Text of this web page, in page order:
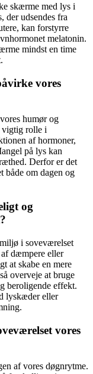
skærme med lys i
der udsendes fra
kan forstyrre
melatonin.
mindst en time
vores
humør og
vigtig rolle i
af ​​hormoner,
på lys kan
Derfor er det
om dagen og
og
i soveværelset
​​dæmpere eller
at skabe en mere
overveje at bruge
beroligende effekt.
lyskæder eller
vores
af vores døgnrytme.